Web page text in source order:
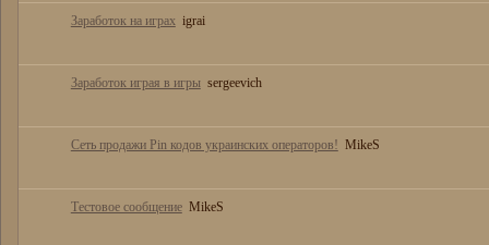
Заработок на играх igrai
Заработок играя в игры sergeevich
Сеть продажи Pin кодов украинских операторов! MikeS
Тестовое сообщение MikeS